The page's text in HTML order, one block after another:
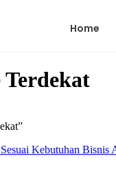
Home
Terdekat